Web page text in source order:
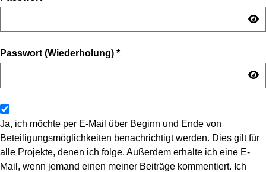
Passwort (Wiederholung) *
Ja, ich möchte per E-Mail über Beginn und Ende von
Beteiligungsmöglichkeiten benachrichtigt werden. Dies gilt für
alle Projekte, denen ich folge. Außerdem erhalte ich eine E-
Mail, wenn jemand einen meiner Beiträge kommentiert. Ich